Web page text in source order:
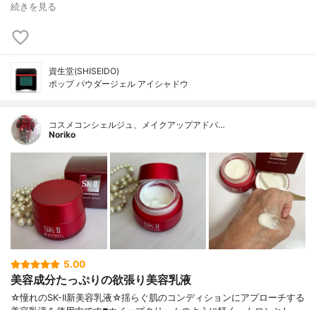
続きを見る
資生堂(SHISEIDO)
ポップ パウダージェル アイシャドウ
コスメコンシェルジュ、メイクアップアドバ…
Noriko
5.00
美容成分たっぷりの欲張り美容乳液
☆憧れのSK-II新美容乳液☆揺らぐ肌のコンディションにアプローチする